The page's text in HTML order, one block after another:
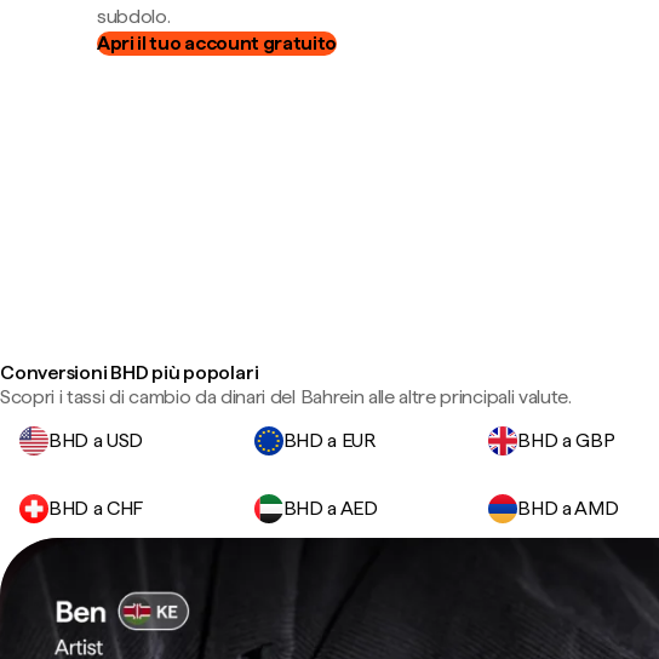
subdolo.
Apri il tuo account gratuito
Conversioni BHD più popolari
Scopri i tassi di cambio da dinari del Bahrein alle altre principali valute.
BHD a USD
BHD a EUR BHD a GBP
BHD a CHF BHD a AED BHD a AMD